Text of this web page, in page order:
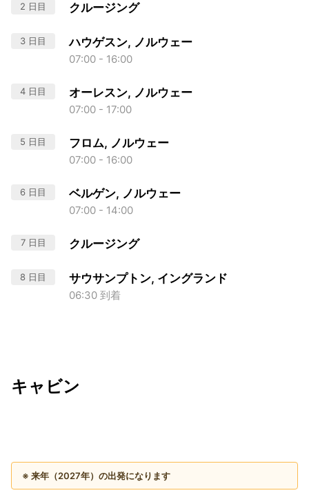
2 日目 クルージング
3 日目 ハウゲスン, ノルウェー
07:00 - 16:00
4 日目 オーレスン, ノルウェー
07:00 - 17:00
5 日目 フロム, ノルウェー
07:00 - 16:00
6 日目 ベルゲン, ノルウェー
07:00 - 14:00
7 日目 クルージング
8 日目 サウサンプトン, イングランド
06:30 到着
キャビン
※ 来年（2027年）の出発になります